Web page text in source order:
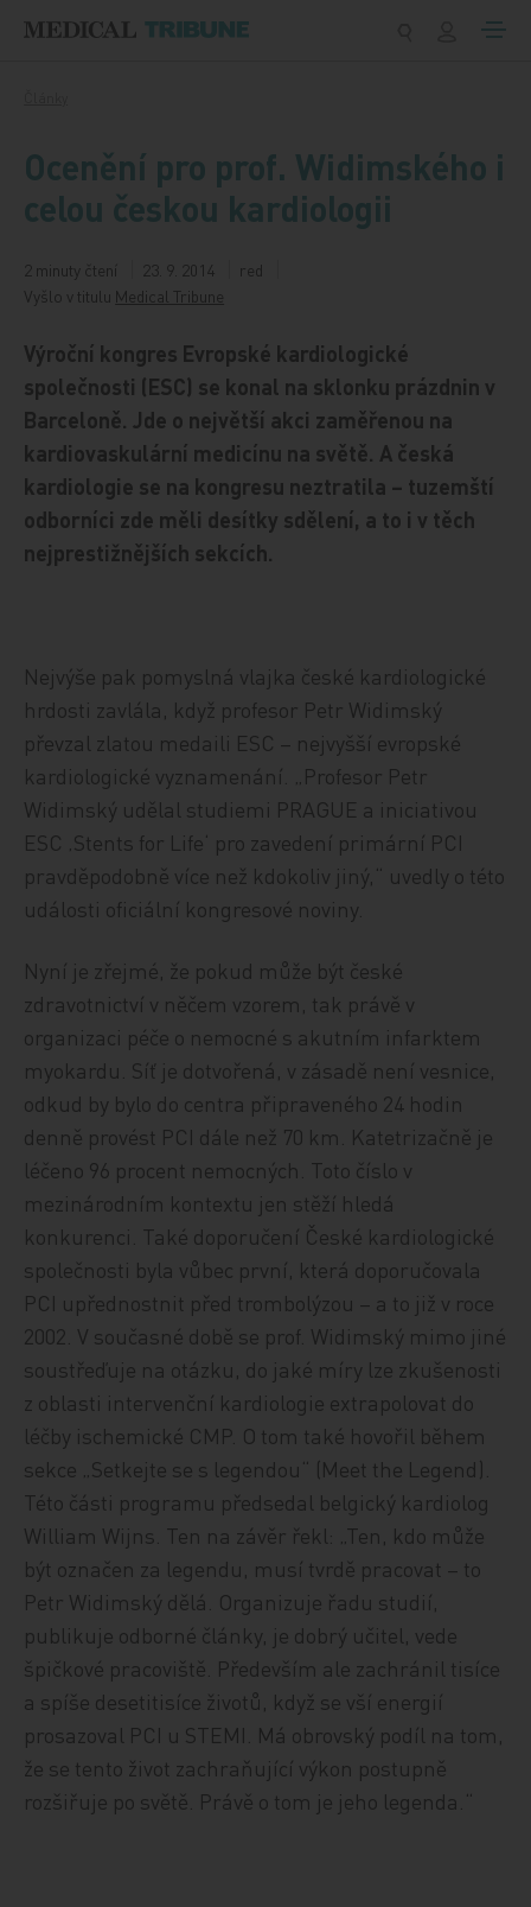
Ocenění pro prof. Widimského i
celou českou kardiologii
2 minuty čtení 23. 9. 2014
red
Vyšlo v titulu Medical Tribune
Výroční kongres Evropské kardiologické
společnosti (ESC) se konal na sklonku prázdnin v
Barceloně. Jde o největší akci zaměřenou na
kardiovaskulární medicínu na světě. A česká
kardiologie se na kongresu neztratila – tuzemští
odborníci zde měli desítky sdělení, a to i v těch
nejprestižnějších sekcích.
Nejvýše pak pomyslná vlajka české kardiologické
hrdosti zavlála, když profesor Petr Widimský
převzal zlatou medaili ESC – nejvyšší evropské
kardiologické vyznamenání. „Profesor Petr
Widimský udělal studiemi PRAGUE a iniciativou
ESC ‚Stents for Life‘ pro zavedení primární PCI
pravděpodobně více než kdokoliv jiný,“ uvedly o této
události oficiální kongresové noviny.
Nyní je zřejmé, že pokud může být české
zdravotnictví v něčem vzorem, tak právě v
organizaci péče o nemocné s akutním infarktem
myokardu. Síť je dotvořená, v zásadě není vesnice,
odkud by bylo do centra připraveného 24 hodin
denně provést PCI dále než 70 km. Katetrizačně je
léčeno 96 procent nemocných. Toto číslo v
mezinárodním kontextu jen stěží hledá
konkurenci. Také doporučení České kardiologické
společnosti byla vůbec první, která doporučovala
PCI upřednostnit před trombolýzou – a to již v roce
2002. V současné době se prof. Widimský mimo jiné
soustřeďuje na otázku, do jaké míry lze zkušenosti
z oblasti intervenční kardiologie extrapolovat do
léčby ischemické CMP. O tom také hovořil během
sekce „Setkejte se s legendou“ (Meet the Legend).
Této části programu předsedal belgický kardiolog
William Wijns. Ten na závěr řekl: „Ten, kdo může
být označen za legendu, musí tvrdě pracovat – to
Petr Widimský dělá. Organizuje řadu studií,
publikuje odborné články, je dobrý učitel, vede
špičkové pracoviště. Především ale zachránil tisíce
a spíše desetitisíce životů, když se vší energií
prosazoval PCI u STEMI. Má obrovský podíl na tom,
že se tento život zachraňující výkon postupně
rozšiřuje po světě. Právě o tom je jeho legenda.“